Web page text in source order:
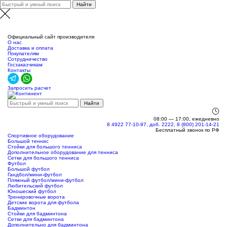
Официальный сайт производителя
О нас
Доставка и оплата
Покупателям
Сотрудничество
Госзаказчикам
Контакты
Запросить расчет
08:00 — 17:00, ежедневно
8 4922 77-10-97, доб. 2222, 8 (800) 201-14-21
Бесплатный звонок по РФ
Спортивное оборудование
Большой теннис
Стойки для большого тенниса
Дополнительное оборудование для тенниса
Сетки для большого тенниса
Футбол
Большой футбол
Гандбол/мини-футбол
Пляжный футбол/мини-футбол
Любительский футбол
Юношеский футбол
Тренировочные ворота
Детские ворота для футбола
Бадминтон
Стойки для бадминтона
Сетки для бадминтона
Дополнительно для бадминтона